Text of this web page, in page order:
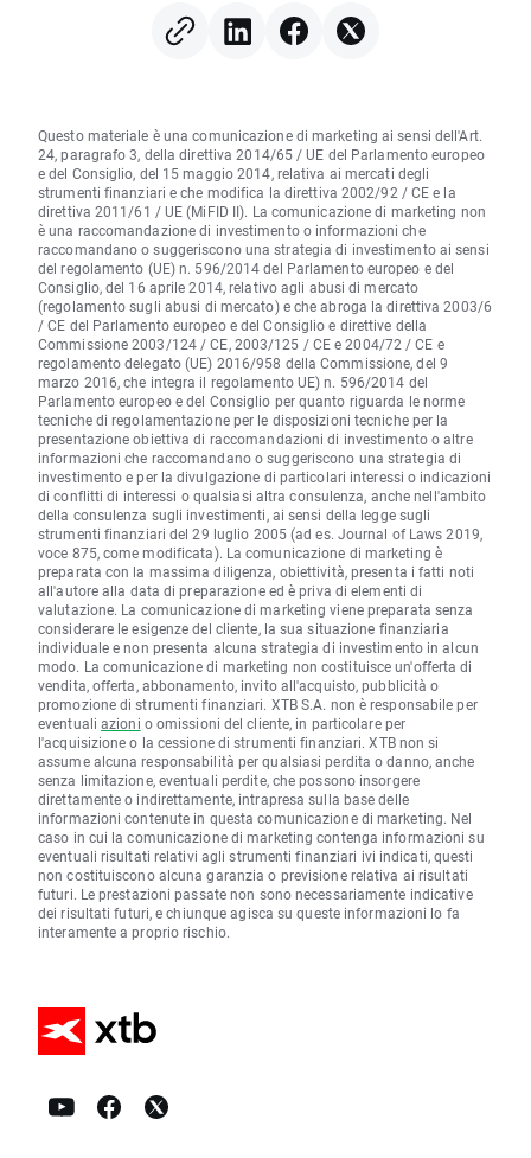
Questo materiale è una comunicazione di marketing ai sensi dell'Art.
24, paragrafo 3, della direttiva 2014/65 / UE del Parlamento europeo
e del Consiglio, del 15 maggio 2014, relativa ai mercati degli
strumenti finanziari e che modifica la direttiva 2002/92 / CE e la
direttiva 2011/61 / UE (MiFID II). La comunicazione di marketing non
è una raccomandazione di investimento o informazioni che
raccomandano o suggeriscono una strategia di investimento ai sensi
del regolamento (UE) n. 596/2014 del Parlamento europeo e del
Consiglio, del 16 aprile 2014, relativo agli abusi di mercato
(regolamento sugli abusi di mercato) e che abroga la direttiva 2003/6
/ CE del Parlamento europeo e del Consiglio e direttive della
Commissione 2003/124 / CE, 2003/125 / CE e 2004/72 / CE e
regolamento delegato (UE) 2016/958 della Commissione, del 9
marzo 2016, che integra il regolamento UE) n. 596/2014 del
Parlamento europeo e del Consiglio per quanto riguarda le norme
tecniche di regolamentazione per le disposizioni tecniche per la
presentazione obiettiva di raccomandazioni di investimento o altre
informazioni che raccomandano o suggeriscono una strategia di
investimento e per la divulgazione di particolari interessi o indicazioni
di conflitti di interessi o qualsiasi altra consulenza, anche nell'ambito
della consulenza sugli investimenti, ai sensi della legge sugli
strumenti finanziari del 29 luglio 2005 (ad es. Journal of Laws 2019,
voce 875, come modificata). La comunicazione di marketing è
preparata con la massima diligenza, obiettività, presenta i fatti noti
all'autore alla data di preparazione ed è priva di elementi di
valutazione. La comunicazione di marketing viene preparata senza
considerare le esigenze del cliente, la sua situazione finanziaria
individuale e non presenta alcuna strategia di investimento in alcun
modo. La comunicazione di marketing non costituisce un'offerta di
vendita, offerta, abbonamento, invito all'acquisto, pubblicità o
promozione di strumenti finanziari. XTB S.A. non è responsabile per
eventuali azioni o omissioni del cliente, in particolare per
l'acquisizione o la cessione di strumenti finanziari. XTB non si
assume alcuna responsabilità per qualsiasi perdita o danno, anche
senza limitazione, eventuali perdite, che possono insorgere
direttamente o indirettamente, intrapresa sulla base delle
informazioni contenute in questa comunicazione di marketing. Nel
caso in cui la comunicazione di marketing contenga informazioni su
eventuali risultati relativi agli strumenti finanziari ivi indicati, questi
non costituiscono alcuna garanzia o previsione relativa ai risultati
futuri. Le prestazioni passate non sono necessariamente indicative
dei risultati futuri, e chiunque agisca su queste informazioni lo fa
interamente a proprio rischio.